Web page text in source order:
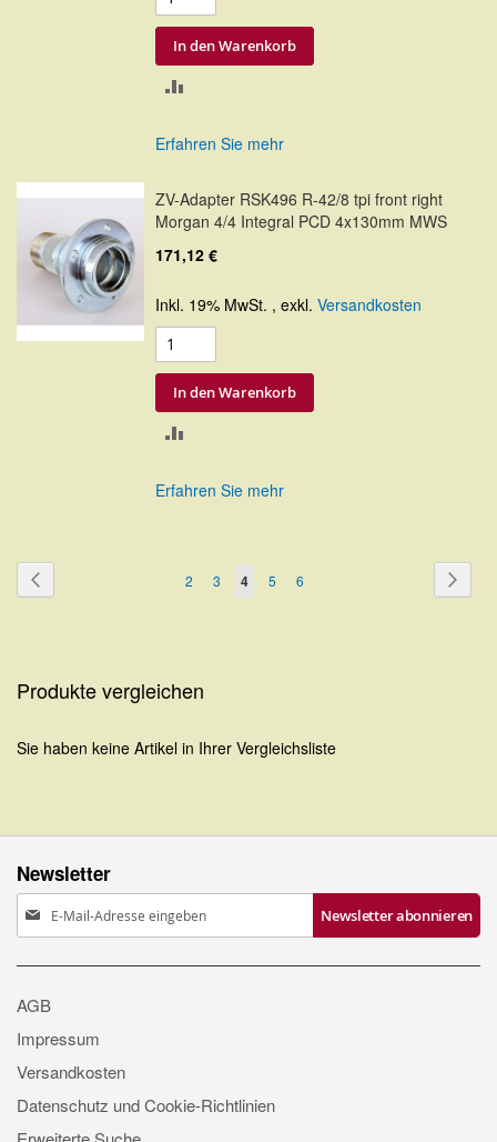
In den Warenkorb
Erfahren Sie mehr
ZV-Adapter RSK496 R-42/8 tpi front right
Morgan 4/4 Integral PCD 4x130mm MWS
171,12 €
Inkl. 19% MwSt. , exkl. Versandkosten
In den Warenkorb
Erfahren Sie mehr
Seite
Seite
2 Seite
3
Sie
4 Seite
5 Seite
6
Produkte vergleichen
Sie haben keine Artikel in Ihrer Vergleichsliste
Newsletter
Anmeldung
zum
Newsletter:
Newsletter abonnieren
AGB
Impressum
Versandkosten
Datenschutz und Cookie-Richtlinien